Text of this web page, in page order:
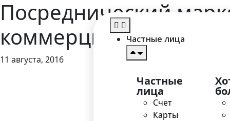
Частные лица
Частные
лица
Счет
Карты
Посреднический
коммерцией
11 августа, 2016
Главная
Блог>